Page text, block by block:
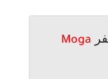
Moga